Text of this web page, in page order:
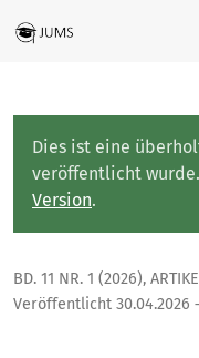
Kausale Inferenz
Dies ist eine
veröffentlicht
Version.
BD. 11 NR. 1 (2026),
Veröffentlicht 30.04.2026